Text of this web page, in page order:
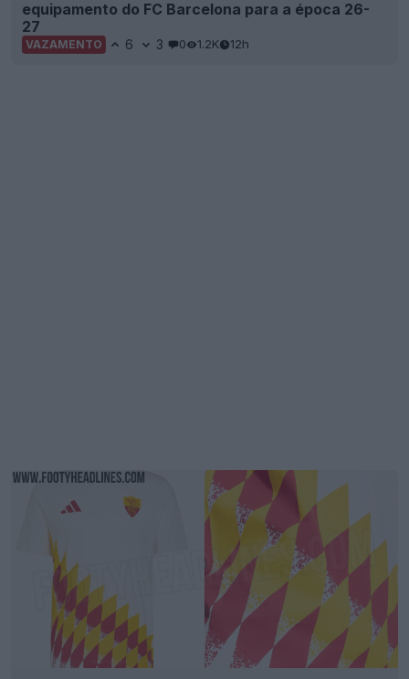
equipamento do FC Barcelona para a época 26-
27
VAZAMENTO 6 3 0 1.2K 12h